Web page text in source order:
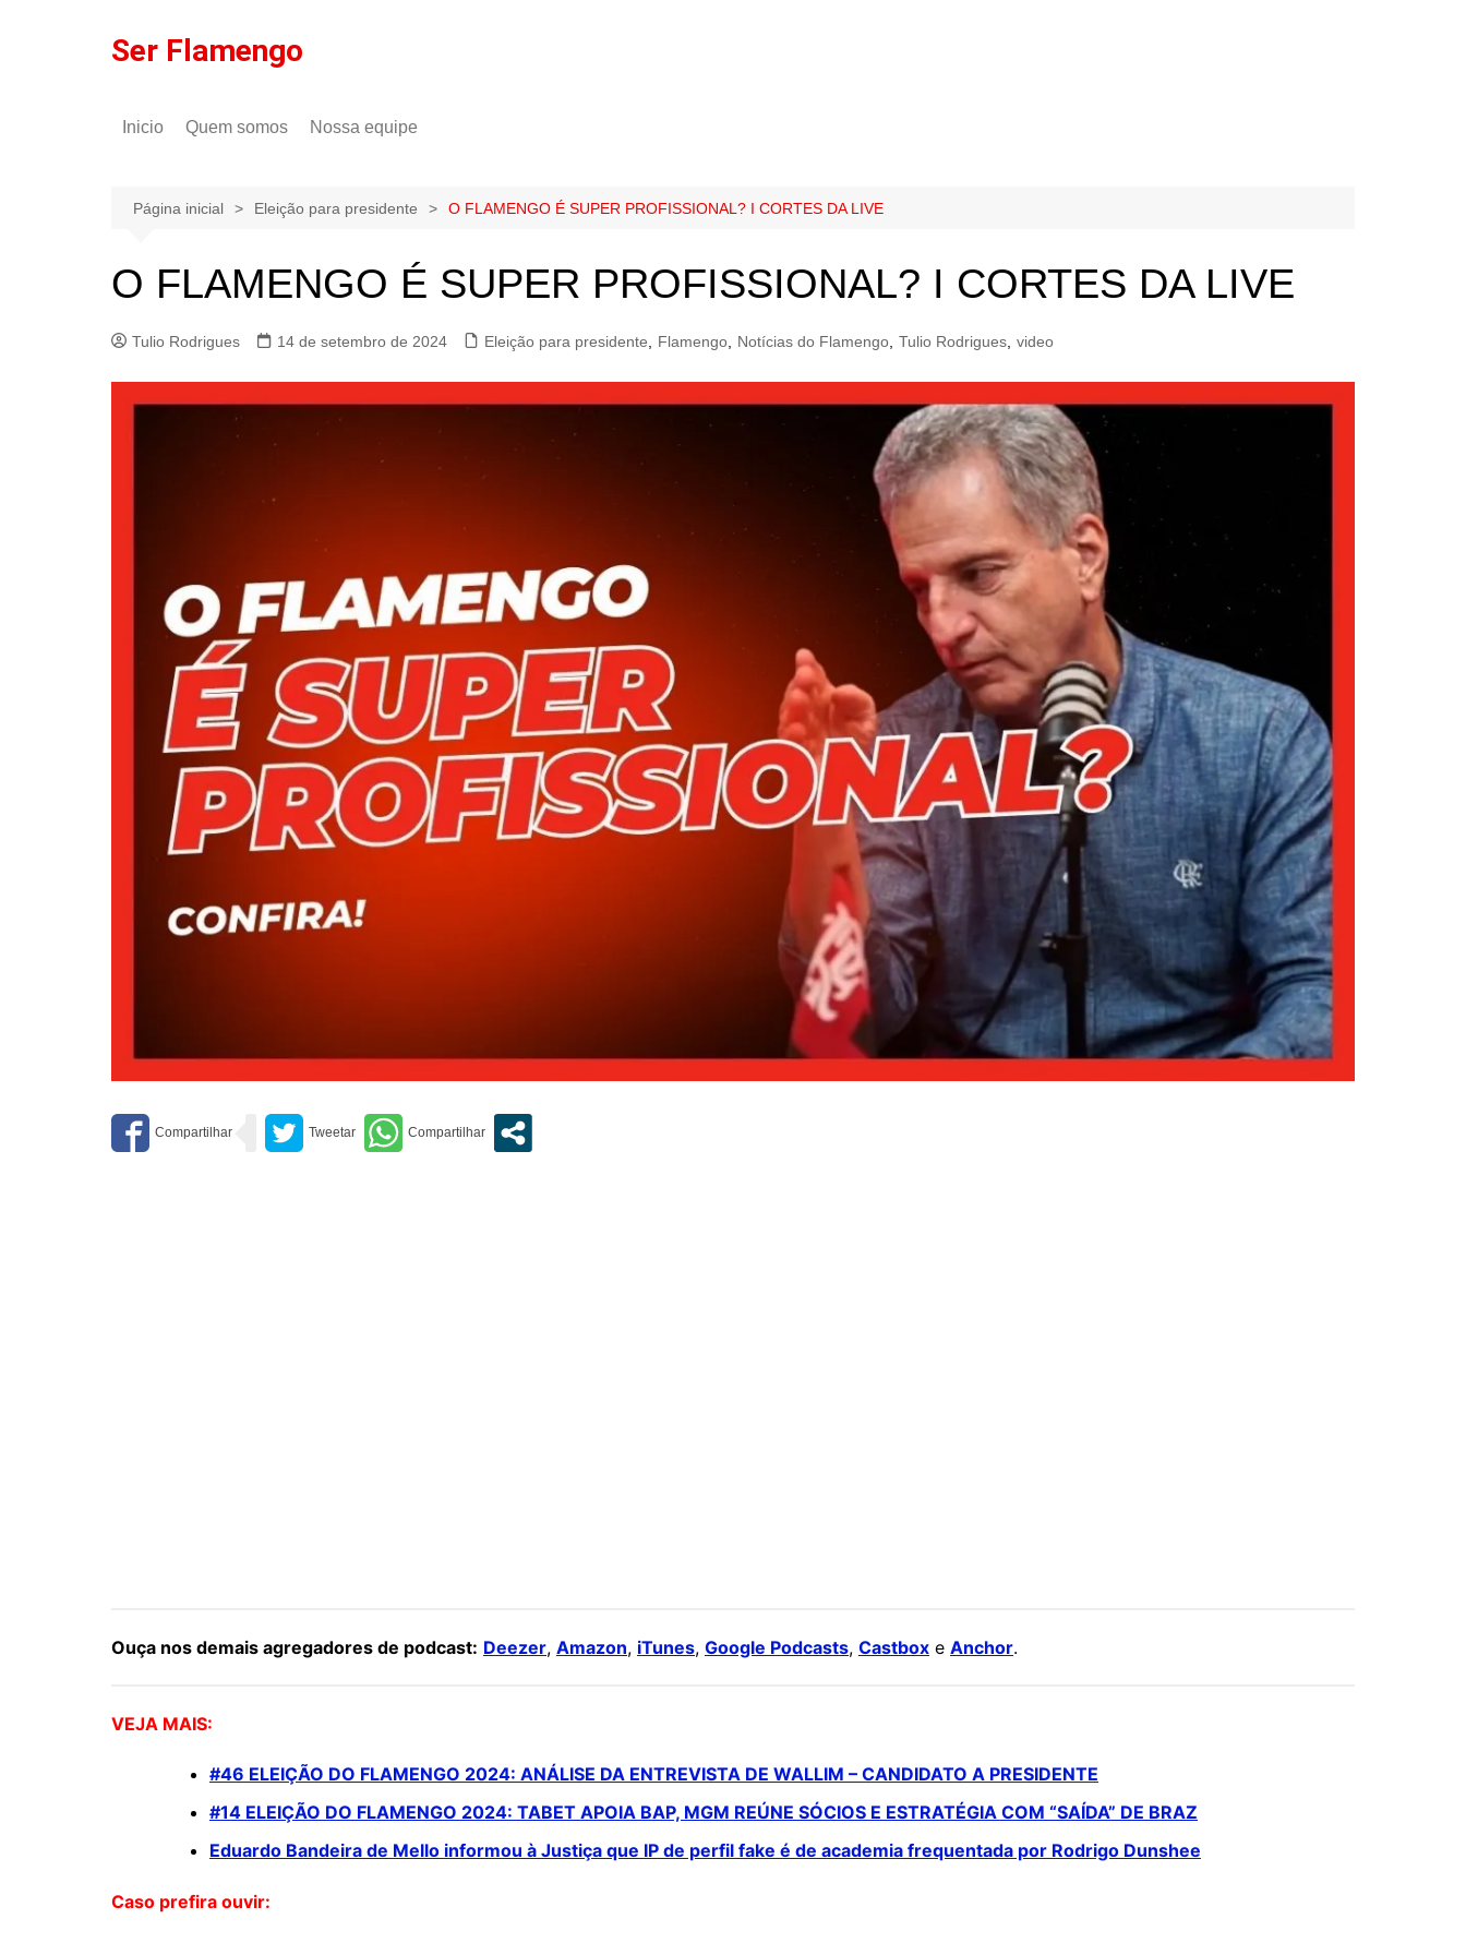
Ser Flamengo
Inicio Quem somos
Política de privacidade
Nossa equipe
Gilson Lima
Página inicial Eleição para presidente O FLAMENGO É SUPER PROFISSIONAL? I CORTES DA LIVE
O FLAMENGO É SUPER PROFISSIONAL? I CORTES DA LIVE
Tulio Rodrigues 14 de setembro de 2024 Eleição para presidente Flamengo Notícias do Flamengo Tulio Rodrigues video
Ouça nos demais agregadores de podcast: Deezer, Amazon, iTunes, Google Podcasts, Castbox e Anchor.
VEJA MAIS:
#46 ELEIÇÃO DO FLAMENGO 2024: ANÁLISE DA ENTREVISTA DE WALLIM – CANDIDATO A PRESIDENTE
#14 ELEIÇÃO DO FLAMENGO 2024: TABET APOIA BAP, MGM REÚNE SÓCIOS E ESTRATÉGIA COM “SAÍDA” DE BRAZ
Eduardo Bandeira de Mello informou à Justiça que IP de perfil fake é de academia frequentada por Rodrigo Dunshee
Caso prefira ouvir: